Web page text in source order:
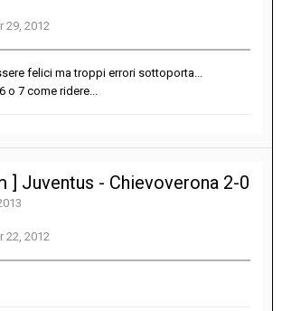
29, 2012
felici ma troppi errori sottoporta...
7 come ridere...
] Juventus - Chievoverona 2-0
22, 2012